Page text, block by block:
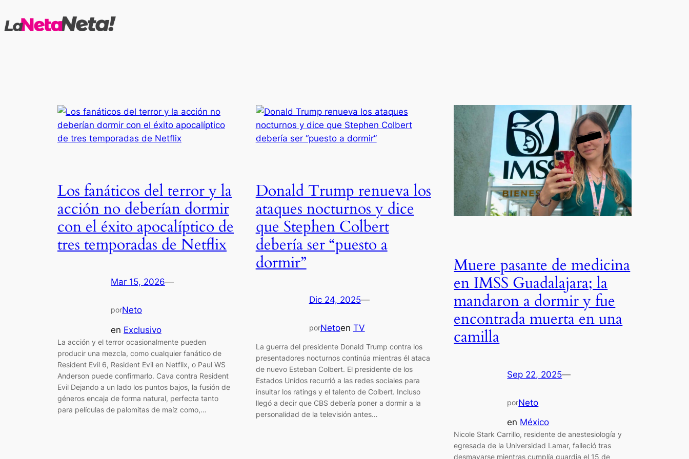
al
Los fanáticos del terror y la
acción no deberían dormir
con el éxito apocalíptico de
tres temporadas de Netflix
Mar 15, 2026—
porNeto
en Exclusivo
La acción y el terror ocasionalmente pueden
producir una mezcla, como cualquier fanático de
Resident Evil 6, Resident Evil en Netflix, o Paul WS
Anderson puede confirmarlo. Cava contra Resident
Evil Dejando a un lado los puntos bajos, la fusión de
géneros encaja de forma natural, perfecta tanto
para películas de palomitas de maíz como,…
Donald Trump renueva los
ataques nocturnos y dice
que Stephen Colbert
debería ser “puesto a
dormir”
Dic 24, 2025—
porNetoen TV
La guerra del presidente Donald Trump contra los
presentadores nocturnos continúa mientras él ataca
de nuevo Esteban Colbert. El presidente de los
Estados Unidos recurrió a las redes sociales para
insultar los ratings y el talento de Colbert. Incluso
llegó a decir que CBS debería poner a dormir a la
personalidad de la televisión antes…
Muere pasante de medicina
en IMSS Guadalajara; la
mandaron a dormir y fue
encontrada muerta en una
camilla
Sep 22, 2025—
porNeto
en México
Nicole Stark Carrillo, residente de anestesiología y
egresada de la Universidad Lamar, falleció tras
desmayarse mientras cumplía guardia el 15 de